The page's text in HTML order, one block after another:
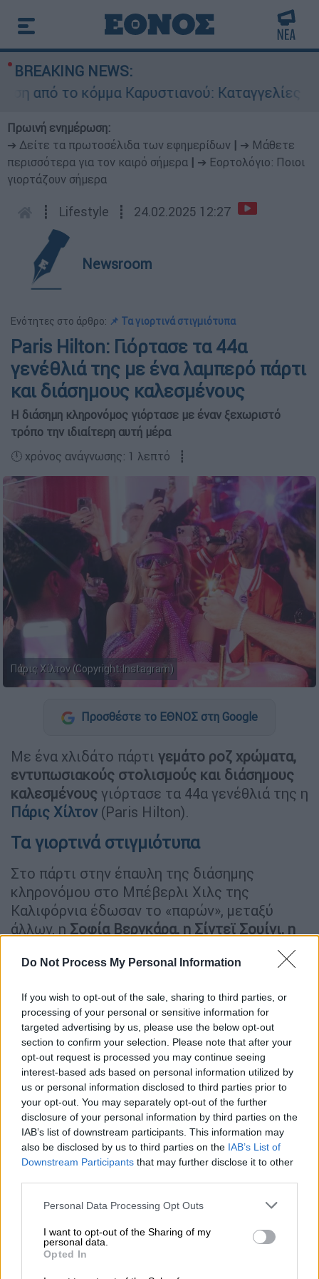
Do Not Process My Personal Information
If you wish to opt-out of the sale, sharing to third parties, or
processing of your personal or sensitive information for
targeted advertising by us, please use the below opt-out
section to confirm your selection. Please note that after your
opt-out request is processed you may continue seeing
interest-based ads based on personal information utilized by
us or personal information disclosed to third parties prior to
your opt-out. You may separately opt-out of the further
disclosure of your personal information by third parties on the
IAB’s list of downstream participants. This information may
also be disclosed by us to third parties on the IAB’s List of
Downstream Participants that may further disclose it to other
Please note that this website/app uses one or more Google
not limited to your visit or usage behaviour. You may click to
grant or deny consent to Google and its third-party tags to
use your data for below specified purposes in below Google
Personal Data Processing Opt Outs
I want to opt-out of the Sharing of my
personal data.
Opted In
BREAKING NEWS:
το κόμμα Καρυστιανού: Καταγγελίες
Πρωινή ενημέρωση:
➔ Δείτε τα πρωτοσέλιδα των εφημερίδων
➔ Μάθετε
περισσότερα για τον καιρό σήμερα
➔ Εορτολόγιο: Ποιοι
γιορτάζουν σήμερα
┋ Lifestyle ┋ 24.02.2025 12:27
Newsroom
Ενότητες στο άρθρο: 📌 Τα γιορτινά στιγμιότυπα
Paris Hilton: Γιόρτασε τα 44α
γενέθλιά της με ένα λαμπερό πάρτι
και διάσημους καλεσμένους
Η διάσημη κληρονόμος γιόρτασε με έναν ξεχωριστό
τρόπο την ιδιαίτερη αυτή μέρα
🕛 χρόνος ανάγνωσης: 1 λεπτό ┋
Πάρις Χίλτον (Copyright:Instagram)
Προσθέστε το ΕΘΝΟΣ στη Google
Με ένα χλιδάτο πάρτι γεμάτο ροζ χρώματα,
εντυπωσιακούς στολισμούς και διάσημους
καλεσμένους γιόρτασε τα 44α γενέθλιά της η
Πάρις Χίλτον(Paris Hilton).
Τα γιορτινά στιγμιότυπα
Στο πάρτι στην έπαυλη της διάσημης
κληρονόμου στο Μπέβερλι Χιλς της
Καλιφόρνια έδωσαν το «παρών», μεταξύ
άλλων, η Σοφία Βεργκάρα, η Σίντεϊ Σουίνι, η
Τζέσικα Άλμπα, η Σία και ο ράπερ Snoop Dog
View this post on Instagram